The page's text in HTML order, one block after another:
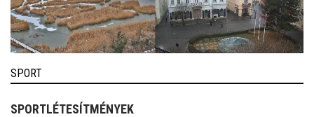
SPORT
SPORTLÉTESÍTMÉNYEK